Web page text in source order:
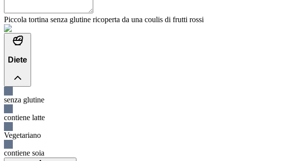
Piccola tortina senza glutine ricoperta da una coulis di frutti rossi
Diete
senza glutine
contiene latte
Vegetariano
contiene soia